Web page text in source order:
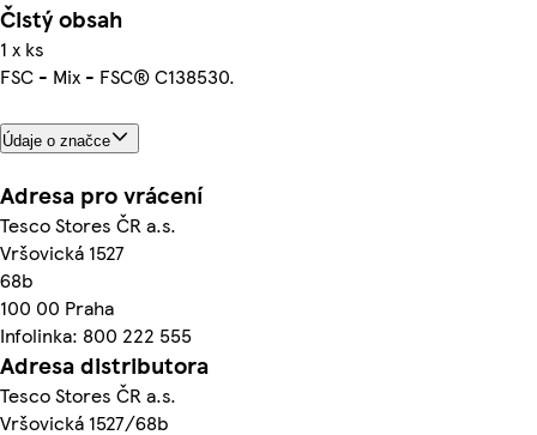
Čistý obsah
1 x ks
FSC - Mix - FSC® C138530.
Údaje o značce
Adresa pro vrácení
Tesco Stores ČR a.s.
Vršovická 1527
68b
100 00 Praha
Infolinka: 800 222 555
Adresa distributora
Tesco Stores ČR a.s.
Vršovická 1527/68b